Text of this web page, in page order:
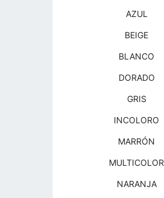
AZUL
BEIGE
BLANCO
DORADO
GRIS
INCOLORO
MARRÓN
MULTICOLOR
NARANJA